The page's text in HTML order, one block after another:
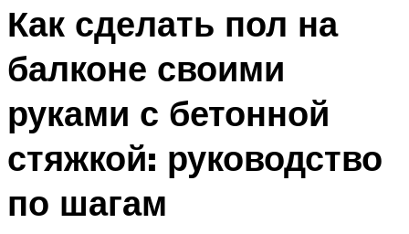
Как сделать пол на
балконе своими
руками с бетонной
стяжкой: руководство
по шагам